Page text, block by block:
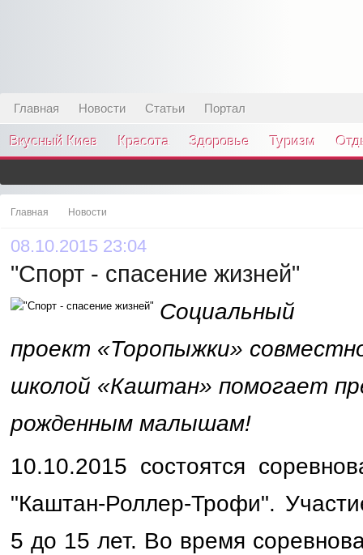
Главная Новости Статьи Портал
Вкусный Киев Красота Здоровье Туризм
Главная Новости
08.10.2015 23:04
"Спорт - спасение жизней"
Социальный
проект «Торопыжки»
школой «Каштан» помогает
рожденным малышам!
10.10.2015 состоятся
"Каштан-Роллер-Трофи".
5 до 15 лет. Во время